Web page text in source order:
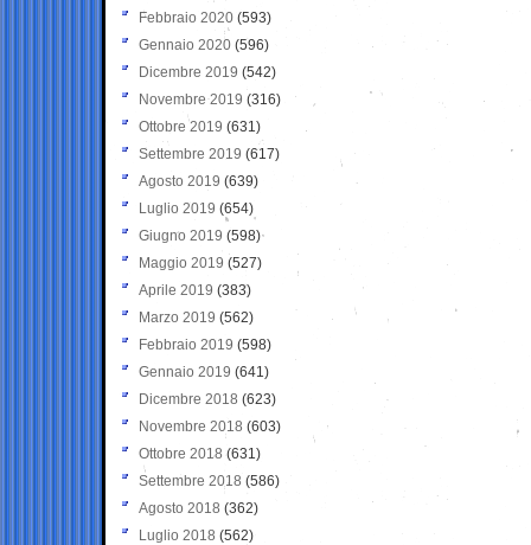
Febbraio 2020 (593)
Gennaio 2020 (596)
Dicembre 2019 (542)
Novembre 2019 (316)
Ottobre 2019 (631)
Settembre 2019 (617)
Agosto 2019 (639)
Luglio 2019 (654)
Giugno 2019 (598)
Maggio 2019 (527)
Aprile 2019 (383)
Marzo 2019 (562)
Febbraio 2019 (598)
Gennaio 2019 (641)
Dicembre 2018 (623)
Novembre 2018 (603)
Ottobre 2018 (631)
Settembre 2018 (586)
Agosto 2018 (362)
Luglio 2018 (562)